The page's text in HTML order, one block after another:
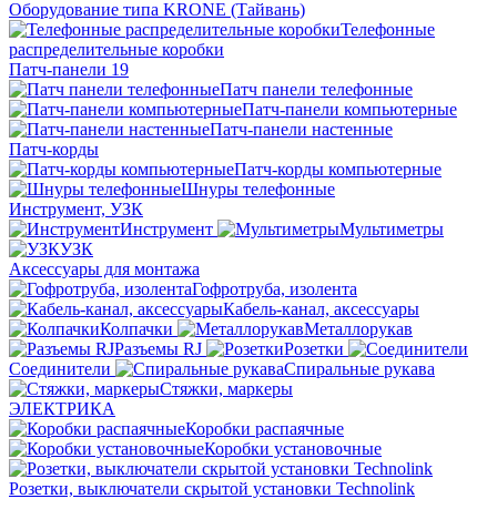
Оборудование типа KRONE (Тайвань)
Телефонные
распределительные коробки
Патч-панели 19
Патч панели телефонные
Патч-панели компьютерные
Патч-панели настенные
Патч-корды
Патч-корды компьютерные
Шнуры телефонные
Инструмент, УЗК
Инструмент
Мультиметры
УЗК
Аксессуары для монтажа
Гофротруба, изолента
Кабель-канал, аксессуары
Колпачки
Металлорукав
Разъемы RJ
Розетки
Соединители
Спиральные рукава
Стяжки, маркеры
ЭЛЕКТРИКА
Коробки распаячные
Коробки установочные
Розетки, выключатели скрытой установки Technolink